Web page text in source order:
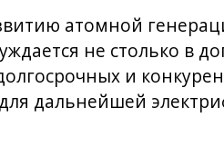
атомной
не столько в
и
дальнейшей